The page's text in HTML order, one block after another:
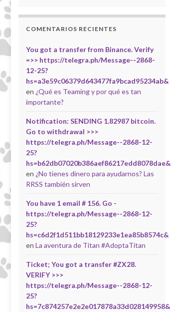
COMENTARIOS RECIENTES
You got a transfer from Binance. Verify
=>> https://telegra.ph/Message--2868-
12-25?
hs=a3e59c06379d643477fa9bcad95234ab&
en ¿Qué es Teaming y por qué es tan
importante?
Notification: SENDING 1.82987 bitcoin.
Go to withdrawal >>>
https://telegra.ph/Message--2868-12-
25?
hs=b62db07020b386aef86217edd8078dae&
en ¿No tienes dinero para ayudarnos? Las
RRSS también sirven
You have 1 email # 156. Go -
https://telegra.ph/Message--2868-12-
25?
hs=c6d2f1d511bb18129233e1ea85b8574c&
en La aventura de Titan #AdoptaTitan
Ticket; You got a transfer #ZX28.
VERIFY >>>
https://telegra.ph/Message--2868-12-
25?
hs=7c874257e2e2e017878a33d028149958&